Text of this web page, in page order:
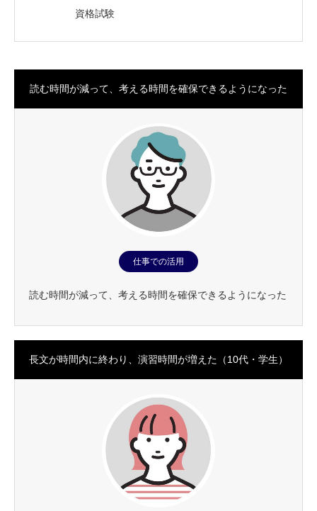
資格試験
読む時間が減って、考える時間を確保できるようになった
仕事での活用
読む時間が減って、考える時間を確保できるようになった
長文が時間内に終わり、演習時間が増えた（10代・学生）